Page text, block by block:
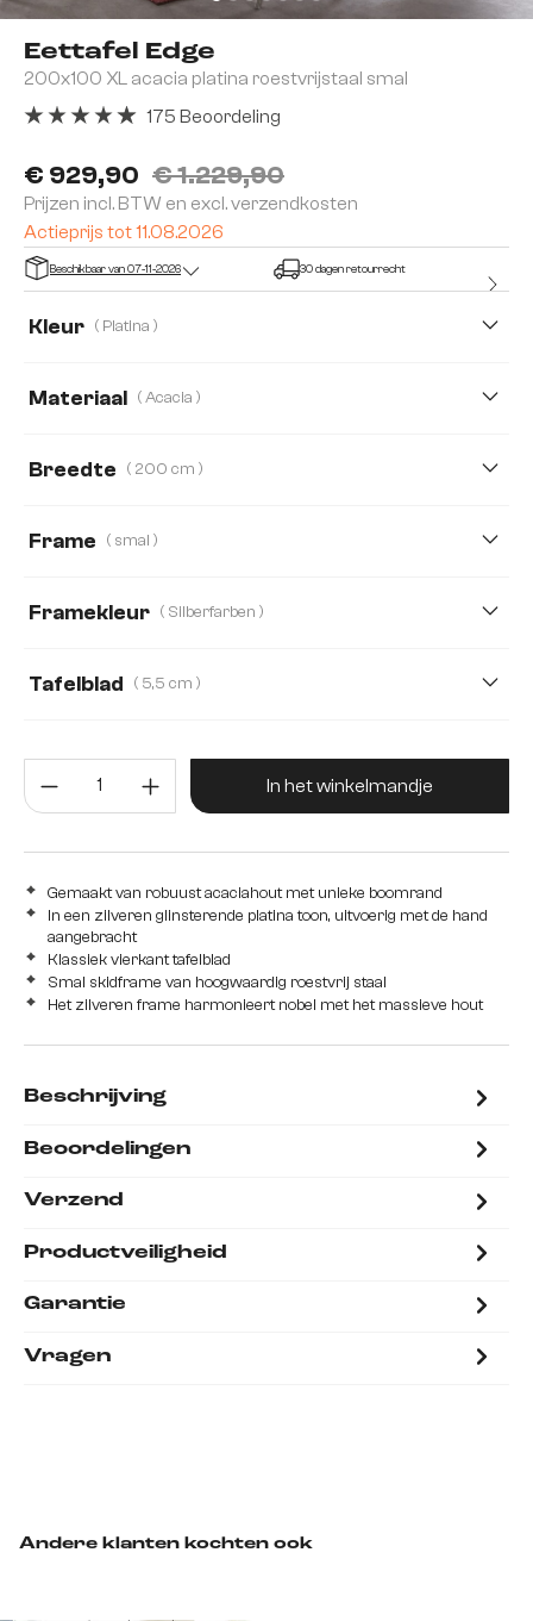
Eettafel Edge
200x100 XL acacia platina roestvrijstaal smal
€ 929,90 € 1.229,90
Prijzen incl. BTW en excl. verzendkosten
Actieprijs tot 11.08.2026
175 Beoordeling
Beschikbaar van 07-11-2026 30 dagen retourrecht
Kleur ( Platina )
Materiaal ( Acacia )
Breedte ( 200 cm )
280 cm
Frame ( smal )
Framekleur ( Silberfarben )
Tafelblad ( 5,5 cm )
Producthoeveelheid: Voer de
In het winkelmandje
Gemaakt van robuust acaciahout met unieke boomrand
In een zilveren glinsterende platina toon, uitvoerig met de hand
aangebracht
Klassiek vierkant tafelblad
Smal skidframe van hoogwaardig roestvrij staal
Het zilveren frame harmonieert nobel met het massieve hout
Beschrijving
Beoordelingen
Verzend
Productveiligheid
Garantie
Vragen
Andere klanten kochten ook